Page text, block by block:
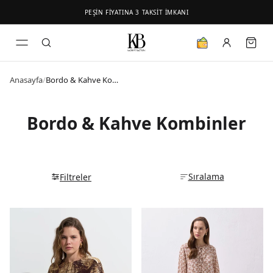
PEŞİN FİYATINA 3 TAKSİT İMKANI
Anasayfa/ Bordo & Kahve Kombinler
Bordo & Kahve Kombinler
Filtreler Sıralama